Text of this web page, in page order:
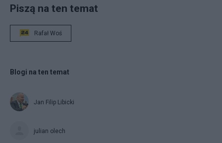
Piszą na ten temat
Rafał Woś
Blogi na ten temat
Jan Filip Libicki
julian olech